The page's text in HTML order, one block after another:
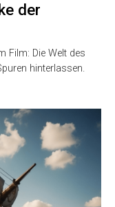
der
Film: Die Welt des
hinterlassen.